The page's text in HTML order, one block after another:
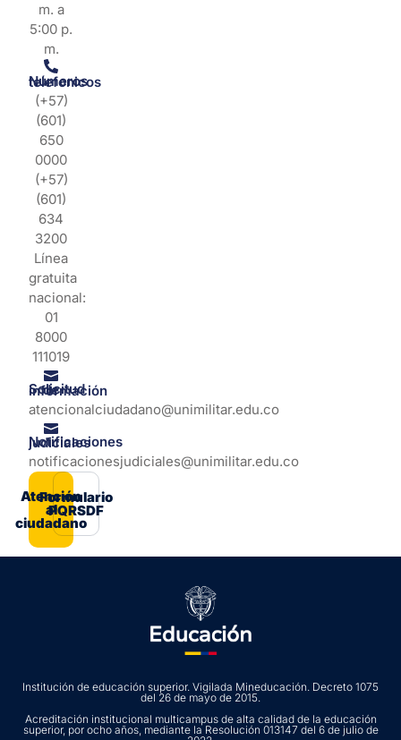
m. a
5:00 p.
m.
Números telefonicos
(+57)
(601)
650
0000
(+57)
(601)
634
3200
Línea
gratuita
nacional:
01
8000
111019
Solicitud de información
atencionalciudadano@unimilitar.edu.co
Notificaciones judiciales
notificacionesjudiciales@unimilitar.edu.co
Atención
al
ciudadano
Formulario
PQRSDF
Institución de educación superior. Vigilada Mineducación. Decreto 1075
del 26 de mayo de 2015.
Acreditación institucional multicampus de alta calidad de la educación
superior, por ocho años, mediante la Resolución 013147 del 6 de julio de